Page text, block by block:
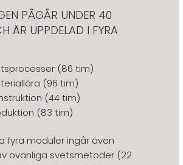
PÅGÅR UNDER 40
ÄR UPPDELAD I FYRA
(86 tim)
(96 tim)
(44 tim)
(83 tim)
fyra moduler ingår även
ovanliga svetsmetoder (22